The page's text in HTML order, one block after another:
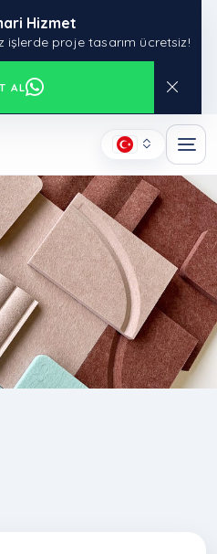
Hizmet
işlerde proje tasarım ücretsiz!
AL